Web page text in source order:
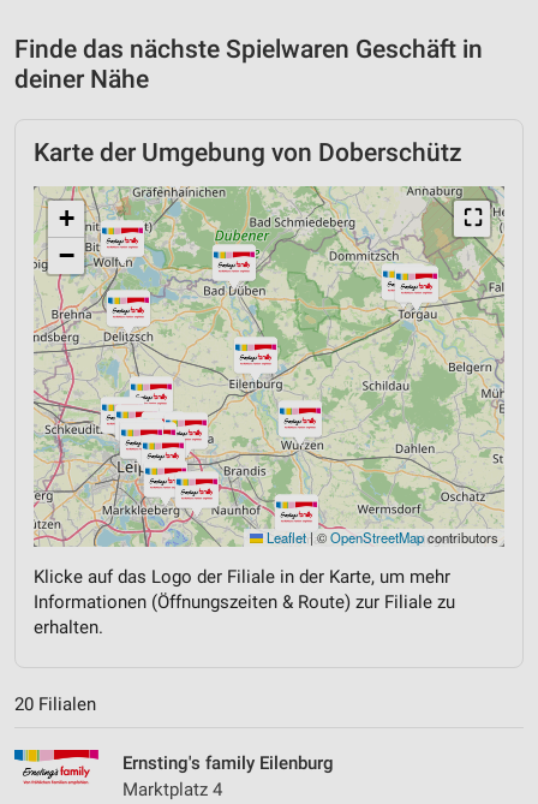
Finde das nächste Spielwaren Geschäft in
deiner Nähe
Karte der Umgebung von Doberschütz
⛶
+
−
Leaflet|©OpenStreetMapcontributors
Klicke auf das Logo der Filiale in der Karte, um mehr
Informationen (Öffnungszeiten & Route) zur Filiale zu
erhalten.
20 Filialen
Ernsting's family Eilenburg
Marktplatz 4